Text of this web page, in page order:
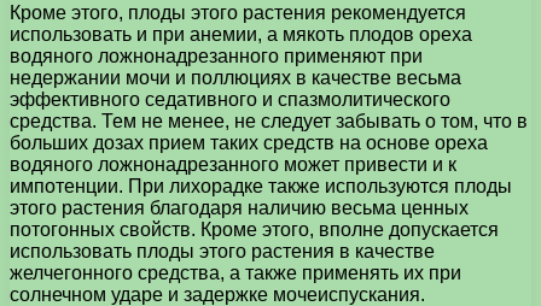
Кроме этого, плоды этого растения рекомендуется
использовать и при анемии, а мякоть плодов ореха
водяного ложнонадрезанного применяют при
недержании мочи и поллюциях в качестве весьма
эффективного седативного и спазмолитического
средства. Тем не менее, не следует забывать о том, что в
больших дозах прием таких средств на основе ореха
водяного ложнонадрезанного может привести и к
импотенции. При лихорадке также используются плоды
этого растения благодаря наличию весьма ценных
потогонных свойств. Кроме этого, вполне допускается
использовать плоды этого растения в качестве
желчегонного средства, а также применять их при
солнечном ударе и задержке мочеиспускания.